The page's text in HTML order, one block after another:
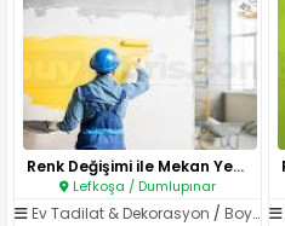
Renk Değişimi ile Mekan Yenile..
Lefkoşa / Dumlupınar
Ev Tadilat & Dekorasyon / Boya & Badana